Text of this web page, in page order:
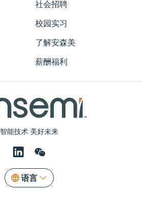
智能技术 美好未来
语言
社会招聘
校园实习
了解安森美
薪酬福利